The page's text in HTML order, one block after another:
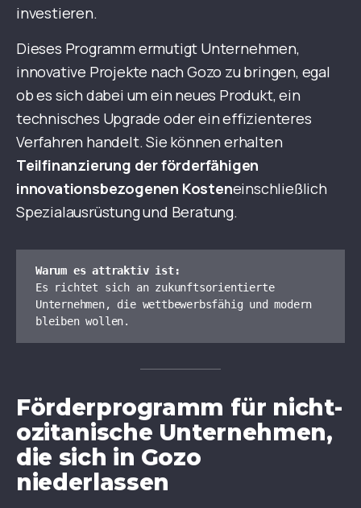
investieren.
Dieses Programm ermutigt Unternehmen,
innovative Projekte nach Gozo zu bringen, egal
ob es sich dabei um ein neues Produkt, ein
technisches Upgrade oder ein effizienteres
Verfahren handelt. Sie können erhalten
Teilfinanzierung der förderfähigen
innovationsbezogenen Kosteneinschließlich
Spezialausrüstung und Beratung.
Warum es attraktiv ist:
Es richtet sich an zukunftsorientierte
Unternehmen, die wettbewerbsfähig und modern
bleiben wollen.
Förderprogramm für nicht-
ozitanische Unternehmen,
die sich in Gozo
niederlassen